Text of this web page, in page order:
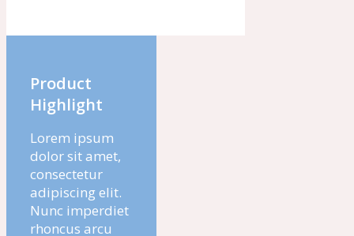
Product
Highlight
Lorem ipsum
dolor sit amet,
consectetur
adipiscing elit.
Nunc imperdiet
rhoncus arcu